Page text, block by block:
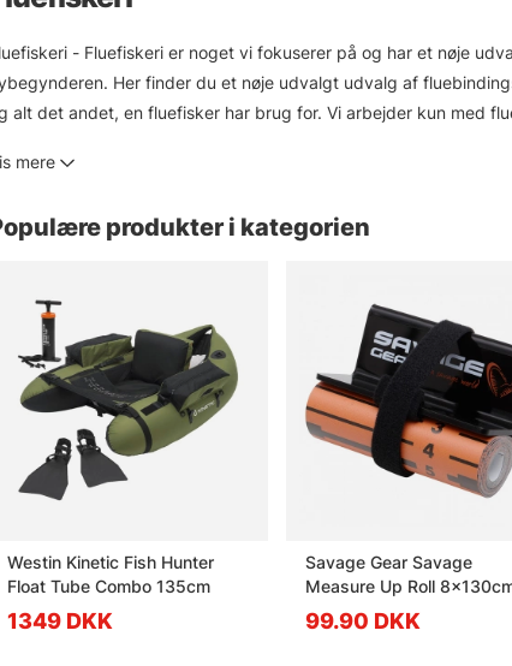
- Fluefiskeri er noget vi fokuserer på og har et nøje
Her finder du et nøje udvalgt udvalg af
alt det andet, en fluefisker har brug for. Vi arbejder kun med
mere
produkter i kategorien
Westin Kinetic Fish Hunter
Float Tube Combo 135cm
1349 DKK
Savage Gear Savage
Measure Up Roll
99.90 DKK